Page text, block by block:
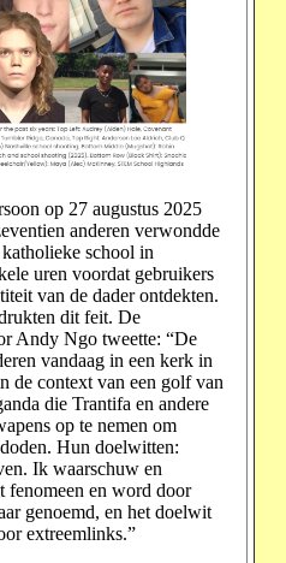
op 27 augustus 2025
anderen verwondde
school in
uren voordat gebruikers
van de dader ontdekten.
dit feit. De
Andy Ngo tweette: “De
vandaag in een kerk in
de context van een golf van
die Trantifa en andere
op te nemen om
Hun doelwitten:
Ik waarschuw en
fenomeen en word door
genoemd, en het doelwit
extreemlinks.”